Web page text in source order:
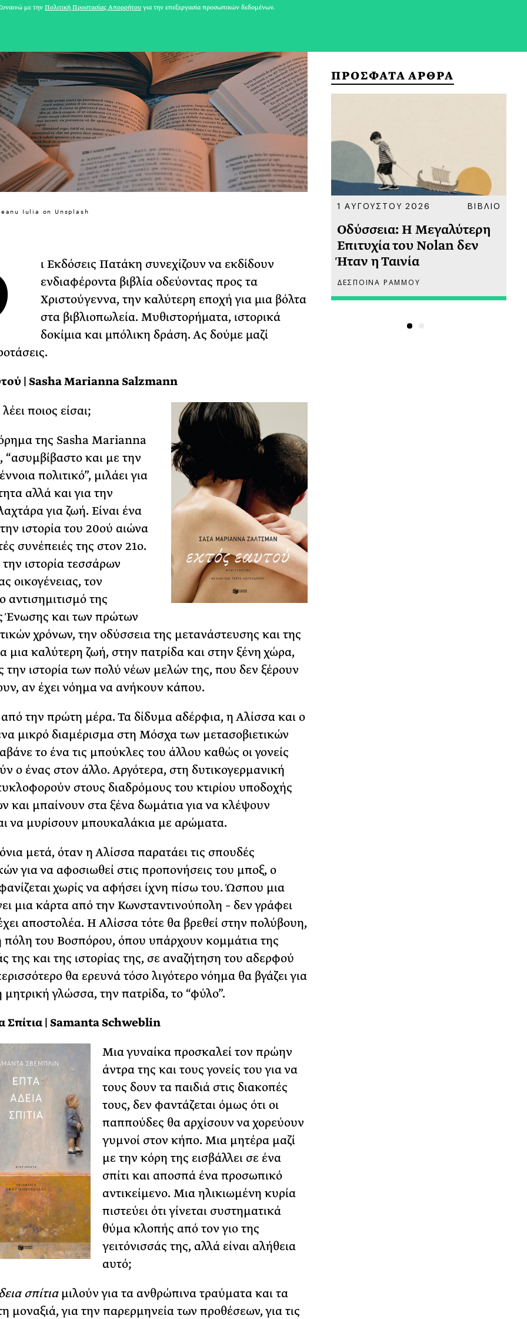
Iulia on Unsplash
ι Εκδόσεις Πατάκη συνεχίζουν να εκδίδουν
ενδιαφέροντα βιβλία οδεύοντας προς τα
Χριστούγεννα, την καλύτερη εποχή για μια βόλτα
στα βιβλιοπωλεία. Μυθιστορήματα, ιστορικά
δοκίμια και μπόλικη δράση. Ας δούμε μαζί
| Sasha Marianna Salzmann
ποιος είσαι;
της Sasha Marianna
και µε την
πολιτικό”, µιλάει για
αλλά και για την
για ζωή. Είναι ένα
την ιστορία του 20ού αιώνα
συνέπειές της στον 21ο.
ιστορία τεσσάρων
οικογένειας, τον
της
Ένωσης και των πρώτων
χρόνων, την οδύσσεια της µετανάστευσης και της
µια καλύτερη ζωή, στην πατρίδα και στην ξένη χώρα,
την ιστορία των πολύ νέων µελών της, που δεν ξέρουν
αν έχει νόηµα να ανήκουν κάπου.
από την πρώτη µέρα. Τα δίδυµα αδέρφια, η Αλίσσα και ο
µικρό διαµέρισµα στη Μόσχα των µετασοβιετικών
το ένα τις µπούκλες του άλλου καθώς οι γονείς
ο ένας στον άλλο. Αργότερα, στη δυτικογερµανική
στους διαδρόµους του κτιρίου υποδοχής
και µπαίνουν στα ξένα δωµάτια για να κλέψουν
να µυρίσουν µπουκαλάκια µε αρώµατα.
µετά, όταν η Αλίσσα παρατάει τις σπουδές
για να αφοσιωθεί στις προπονήσεις του µποξ, ο
χωρίς να αφήσει ίχνη πίσω του. Ώσπου µια
µια κάρτα από την Κωνσταντινούπολη – δεν γράφει
αποστολέα. Η Αλίσσα τότε θα βρεθεί στην πολύβουη,
πόλη του Βοσπόρου, όπου υπάρχουν κοµµάτια της
της και της ιστορίας της, σε αναζήτηση του αδερφού
θα ερευνά τόσο λιγότερο νόηµα θα βγάζει για
µητρική γλώσσα, την πατρίδα, το “φύλο”.
Σπίτια | Samanta Schweblin
Μια γυναίκα προσκαλεί τον πρώην
άντρα της και τους γονείς του για να
τους δουν τα παιδιά στις διακοπές
τους, δεν φαντάζεται όµως ότι οι
παππούδες θα αρχίσουν να χορεύουν
γυµνοί στον κήπο. Μια µητέρα µαζί
µε την κόρη της εισβάλλει σε ένα
σπίτι και αποσπά ένα προσωπικό
αντικείµενο. Μια ηλικιωµένη κυρία
πιστεύει ότι γίνεται συστηµατικά
θύµα κλοπής από τον γιο της
γειτόνισσάς της, αλλά είναι αλήθεια
αυτό;
σπίτιαµιλούν για τα ανθρώπινα τραύµατα και τα
µοναξιά, για την παρερµηνεία των προθέσεων, για τις
ΠΡΟΣΦΑΤΑ ΑΡΘΡΑ
Ακόμη Αρχίσει
ΡΙΑ ΣΠΥΡΟΥ
1 ΑΥΓΟΥΣΤΟΥ 2026 ΒΙΒΛΙΟ
Οδύσσεια: Η Μεγαλύτερη
Επιτυχία του Nolan δεν
Ήταν η Ταινία
ΔΕΣΠΟΙΝΑ ΡΑΜΜΟΥ
με την Πολιτική Προστασίας Απορρήτου για την επεξεργασία προσωπικών δεδομένων.